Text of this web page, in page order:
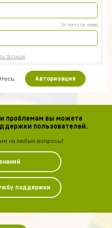
34 минуты назад
больше
Авторизация
проблемам вы можете
пользователей.
на любые вопросы!
поддержки